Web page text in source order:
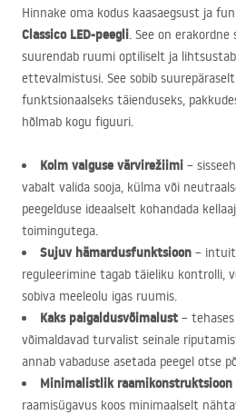
Hinnake oma kodus kaasaegsust ja
Classico LED-peegli. See on
suurendab ruumi optiliselt ja
ettevalmistusi. See sobib
funktsionaalseks täienduseks,
hõlmab kogu figuuri.
Kolm valguse värvirežiimi –
vabalt valida sooja, külma või
peegelduse ideaalselt kohandada
toimingutega.
Sujuv hämardusfunktsioon –
reguleerimine tagab täieliku kontrolli,
sobiva meeleolu igas ruumis.
Kaks paigaldusvõimalust –
võimaldavad turvalist seinale
annab vabaduse asetada peegel otse
Minimalistlik raamikonstruktsioon
raamisügavus koos minimaalselt